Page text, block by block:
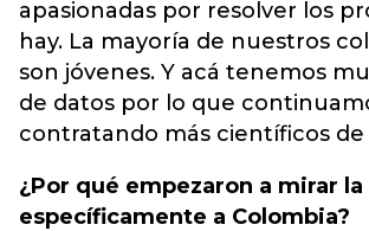
apasionadas por resolver los
hay. La mayoría de nuestros
son jóvenes. Y acá tenemos
de datos por lo que
contratando más científicos de
¿Por qué empezaron a mirar
específicamente a Colombia?